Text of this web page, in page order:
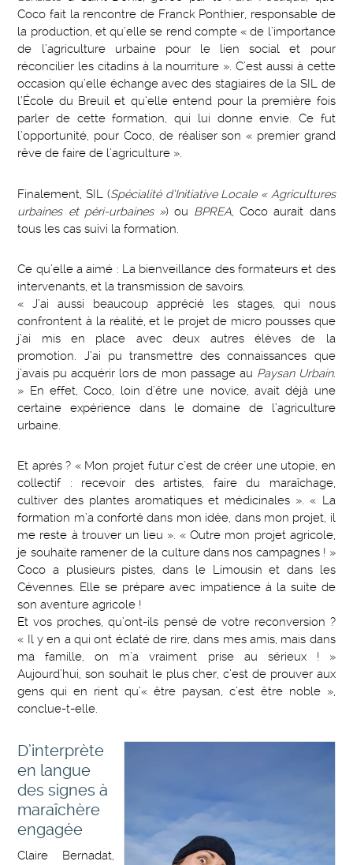
Coco fait la rencontre de Franck Ponthier, responsable de
la production, et qu’elle se rend compte « de l’importance
de l’agriculture urbaine pour le lien social et pour
réconcilier les citadins à la nourriture ». C’est aussi à cette
occasion qu’elle échange avec des stagiaires de la SIL de
l’École du Breuil et qu’elle entend pour la première fois
parler de cette formation, qui lui donne envie. Ce fut
l’opportunité, pour Coco, de réaliser son « premier grand
rêve de faire de l’agriculture ».
Finalement, SIL (Spécialité d’Initiative Locale « Agricultures
urbaines et péri-urbaines ») ou BPREA, Coco aurait dans
tous les cas suivi la formation.
Ce qu’elle a aimé : La bienveillance des formateurs et des
intervenants, et la transmission de savoirs.
« J’ai aussi beaucoup apprécié les stages, qui nous
confrontent à la réalité, et le projet de micro pousses que
j’ai mis en place avec deux autres élèves de la
promotion. J’ai pu transmettre des connaissances que
j’avais pu acquérir lors de mon passage au Paysan Urbain.
» En effet, Coco, loin d’être une novice, avait déjà une
certaine expérience dans le domaine de l’agriculture
urbaine.
Et après ? « Mon projet futur c’est de créer une utopie, en
collectif : recevoir des artistes, faire du maraîchage,
cultiver des plantes aromatiques et médicinales ». « La
formation m’a conforté dans mon idée, dans mon projet, il
me reste à trouver un lieu ». « Outre mon projet agricole,
je souhaite ramener de la culture dans nos campagnes ! »
Coco a plusieurs pistes, dans le Limousin et dans les
Cévennes. Elle se prépare avec impatience à la suite de
son aventure agricole !
Et vos proches, qu’ont-ils pensé de votre reconversion ?
« Il y en a qui ont éclaté de rire, dans mes amis, mais dans
ma famille, on m’a vraiment prise au sérieux ! »
Aujourd’hui, son souhait le plus cher, c’est de prouver aux
gens qui en rient qu’« être paysan, c’est être noble »,
conclue-t-elle.
D’interprète
en langue
des signes à
maraîchère
engagée
Claire Bernadat,